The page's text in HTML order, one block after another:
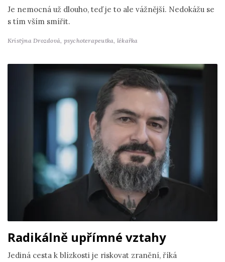
Je nemocná už dlouho, teď je to ale vážnější. Nedokážu se
s tím vším smířit.
Kristýna Drozdová, psychoterapeutka, lékařka
Radikálně upřímné vztahy
Jediná cesta k blízkosti je riskovat zranění, říká